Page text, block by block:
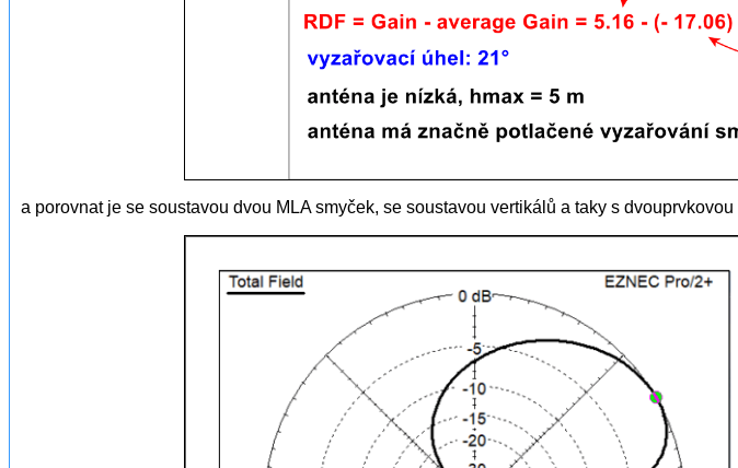
a porovnat je se soustavou dvou MLA smyček, se soustavou vertikálů a taky s